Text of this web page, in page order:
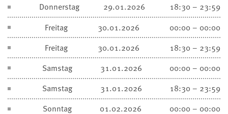
Donnerstag
29.01.2026
18:30 – 23:59
Freitag
30.01.2026
00:00 – 00:00
Freitag
30.01.2026
18:30 – 23:59
Samstag
31.01.2026
00:00 – 00:00
Samstag
31.01.2026
18:30 – 23:59
Sonntag
01.02.2026 00:00 – 00:00